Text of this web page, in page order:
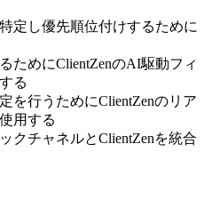
定し優先順位付けするために
ためにClientZenのAI駆動フィ
る
を行うためにClientZenのリア
用する
クチャネルとClientZenを統合